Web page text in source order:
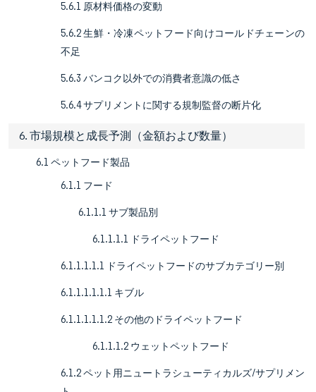
5.6.1 原材料価格の変動
5.6.2 生鮮・冷凍ペットフード向けコールドチェーンの
不足
5.6.3 バンコク以外での消費者意識の低さ
5.6.4 サプリメントに関する規制監督の断片化
6. 市場規模と成長予測（金額および数量）
6.1 ペットフード製品
6.1.1 フード
6.1.1.1 サブ製品別
6.1.1.1.1 ドライペットフード
6.1.1.1.1.1 ドライペットフードのサブカテゴリー別
6.1.1.1.1.1.1 キブル
6.1.1.1.1.1.2 その他のドライペットフード
6.1.1.1.2 ウェットペットフード
6.1.2 ペット用ニュートラシューティカルズ/サプリメン